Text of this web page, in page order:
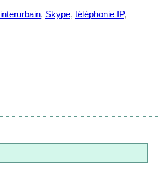
interurbain, Skype, téléphonie IP,